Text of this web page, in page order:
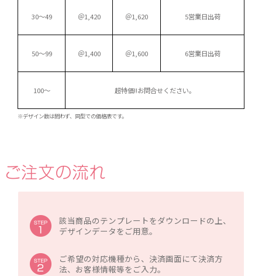
30～49 ＠1,420 ＠1,620 5営業日出荷
50～99 ＠1,400 ＠1,600 6営業日出荷
100～ 超特価!!お問合せください。
※デザイン数は問わず、同型での価格表です。
該当商品のテンプレートをダウンロードの上、
デザインデータをご用意。
ご希望の対応機種から、決済画面にて決済方
法、お客様情報等をご入力。